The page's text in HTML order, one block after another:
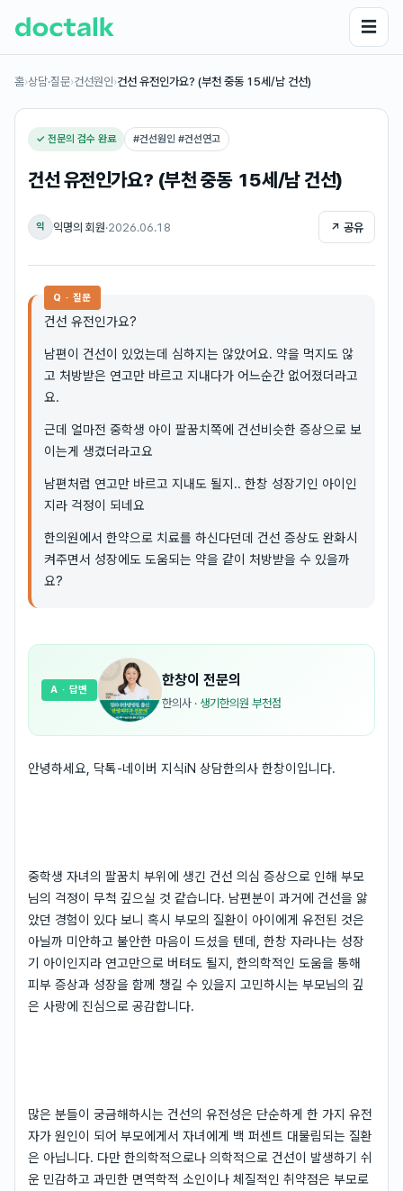
☰
홈›상담·질문›건선원인›건선 유전인가요? (부천 중동 15세/남 건선)
✓ 전문의 검수 완료 #건선원인 #건선연고
건선 유전인가요? (부천 중동 15세/남 건선)
익 익명의 회원·2026.06.18 ↗ 공유
Q · 질문
건선 유전인가요?
남편이 건선이 있었는데 심하지는 않았어요. 약을 먹지도 않
고 처방받은 연고만 바르고 지내다가 어느순간 없어졌더라고
요.
근데 얼마전 중학생 아이 팔꿈치쪽에 건선비슷한 증상으로 보
이는게 생겼더라고요
남편처럼 연고만 바르고 지내도 될지.. 한창 성장기인 아이인
지라 걱정이 되네요
한의원에서 한약으로 치료를 하신다던데 건선 증상도 완화시
켜주면서 성장에도 도움되는 약을 같이 처방받을 수 있을까
요?
한창이 전문의
한의사 · 생기한의원 부천점
A · 답변
안녕하세요, 닥톡-네이버 지식iN 상담한의사 한창이입니다.
중학생 자녀의 팔꿈치 부위에 생긴 건선 의심 증상으로 인해 부모
님의 걱정이 무척 깊으실 것 같습니다. 남편분이 과거에 건선을 앓
았던 경험이 있다 보니 혹시 부모의 질환이 아이에게 유전된 것은
아닐까 미안하고 불안한 마음이 드셨을 텐데, 한창 자라나는 성장
기 아이인지라 연고만으로 버텨도 될지, 한의학적인 도움을 통해
피부 증상과 성장을 함께 챙길 수 있을지 고민하시는 부모님의 깊
은 사랑에 진심으로 공감합니다.
많은 분들이 궁금해하시는 건선의 유전성은 단순하게 한 가지 유전
자가 원인이 되어 부모에게서 자녀에게 백 퍼센트 대물림되는 질환
은 아닙니다. 다만 한의학적으로나 의학적으로 건선이 발생하기 쉬
운 민감하고 과민한 면역학적 소인이나 체질적인 취약점은 부모로